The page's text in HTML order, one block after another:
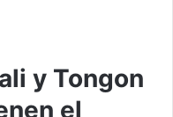
y Tongon
el